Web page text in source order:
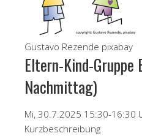
Gustavo Rezende pixabay
Eltern-Kind-Gruppe
Nachmittag)
Mi, 30.7.2025 15:30-16:30
Kurzbeschreibung